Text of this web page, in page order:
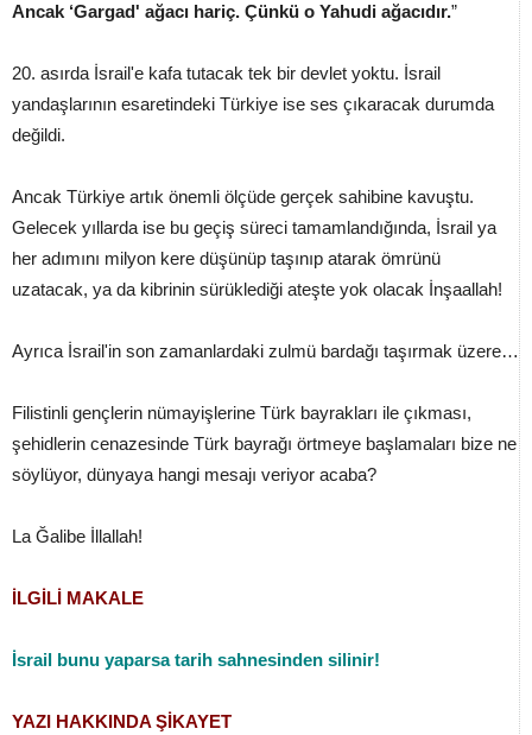
Ancak ‘Gargad' ağacı hariç. Çünkü o Yahudi ağacıdır.”
20. asırda İsrail'e kafa tutacak tek bir devlet yoktu. İsrail
yandaşlarının esaretindeki Türkiye ise ses çıkaracak durumda
değildi.
Ancak Türkiye artık önemli ölçüde gerçek sahibine kavuştu.
Gelecek yıllarda ise bu geçiş süreci tamamlandığında, İsrail ya
her adımını milyon kere düşünüp taşınıp atarak ömrünü
uzatacak, ya da kibrinin sürüklediği ateşte yok olacak İnşaallah!
Ayrıca İsrail'in son zamanlardaki zulmü bardağı taşırmak üzere…
Filistinli gençlerin nümayişlerine Türk bayrakları ile çıkması,
şehidlerin cenazesinde Türk bayrağı örtmeye başlamaları bize ne
söylüyor, dünyaya hangi mesajı veriyor acaba?
La Ğalibe İllallah!
İLGİLİ MAKALE
İsrail bunu yaparsa tarih sahnesinden silinir!
YAZI HAKKINDA ŞİKAYET